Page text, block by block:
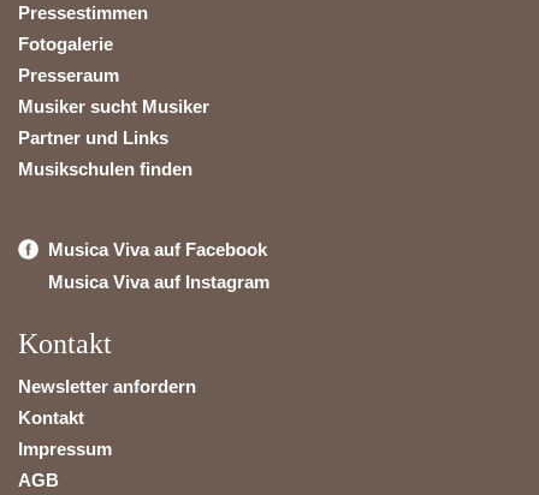
Pressestimmen
Fotogalerie
Presseraum
Musiker sucht Musiker
Partner und Links
Musikschulen finden
Musica Viva auf Facebook
Musica Viva auf Instagram
Kontakt
Newsletter anfordern
Kontakt
Impressum
AGB